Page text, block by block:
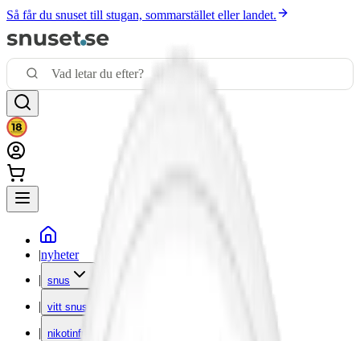
Så får du snuset till stugan, sommarstället eller landet.
|nyheter
| snus
| vitt snus
| nikotinfritt